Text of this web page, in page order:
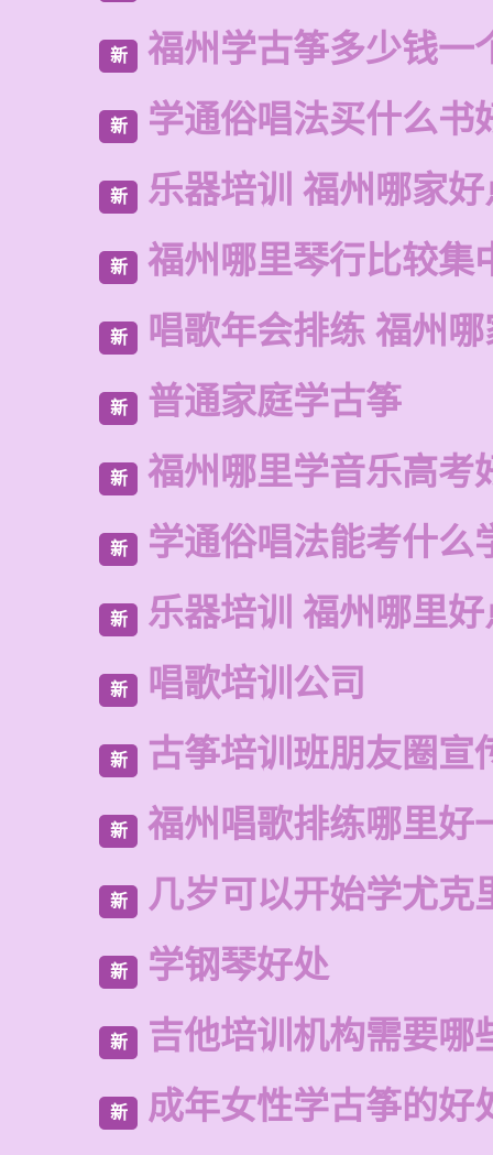
新 福州学古筝多少钱一
新 学通俗唱法买什么书
新 乐器培训 福州哪家
新 福州哪里琴行比较集
新 唱歌年会排练 福州
新 普通家庭学古筝
新 福州哪里学音乐高考
新 学通俗唱法能考什么
新 乐器培训 福州哪里
新 唱歌培训公司
新 古筝培训班朋友圈宣
新 福州唱歌排练哪里好
新 几岁可以开始学尤克
新 学钢琴好处
新 吉他培训机构需要哪
新 成年女性学古筝的好